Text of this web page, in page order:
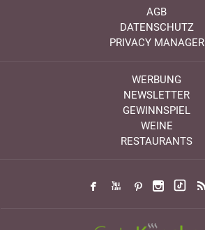
AGB
DATENSCHUTZ
PRIVACY MANAGER
WERBUNG
NEWSLETTER
GEWINNSPIEL
WEINE
RESTAURANTS